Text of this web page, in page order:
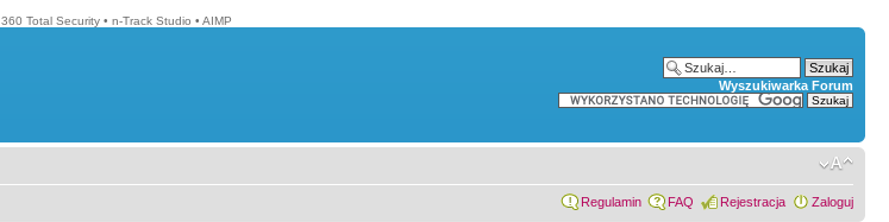
360 Total Security • n-Track Studio • AIMP
Wyszukiwarka Forum
Regulamin FAQ Rejestracja Zaloguj